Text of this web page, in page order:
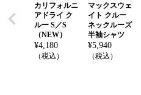
カリフォルニ
アドライ ク
ルー S／S
（NEW）
¥4,180
（税込）
マックスウェ
イト クルー
ネックルーズ
半袖シャツ
¥5,940
（税込）